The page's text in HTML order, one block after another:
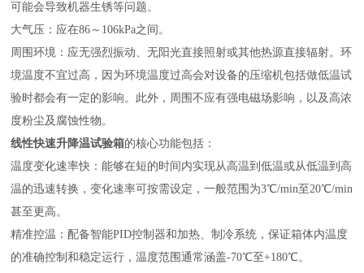
可能会导致机器生锈等问题。‌
大气压：‌应在86～106kPa之间。‌
周围环境：‌应无强烈振动、‌无阳光直接照射或其他热源直接辐射。‌环
境温度不宜过高，‌因为环境温度过高会对设备的压缩机包括做低温试
验时都会有一定的影响。‌此外，‌周围不应有强电磁场影响，‌以及高浓
度粉尘及腐蚀性物。
线性快速升降温试验箱的核心功能包括：
‌温度变化速率快‌：能够在短的时间内实现从高温到低温或从低温到高
温的迅速转换，变化速率可按需设定，一般范围为3℃/min至20℃/min
甚至更高‌。
‌精准控温‌：配备智能PID控制器和加热、制冷系统，保证箱体内温度
的准确控制和稳定运行，温度范围通常涵盖-70℃至+180℃‌。